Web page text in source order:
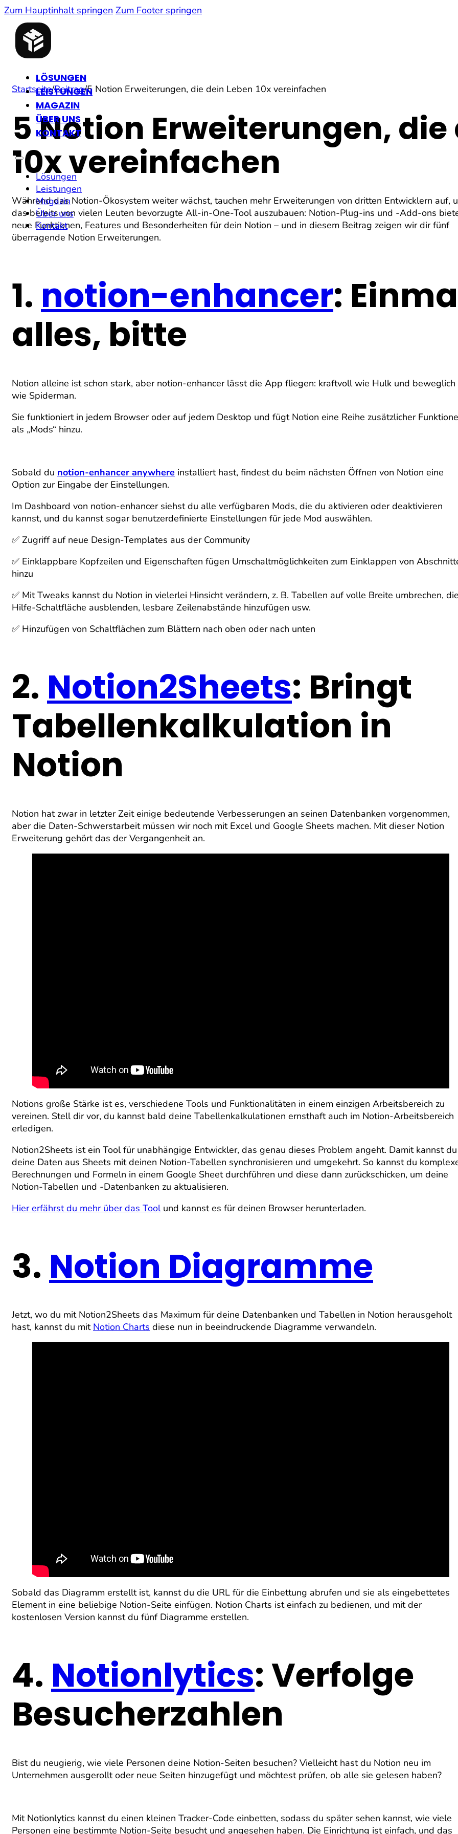
Zum Hauptinhalt springen Zum Footer springen
LÖSUNGEN
LEISTUNGEN
MAGAZIN
ÜBER UNS
KONTAKT
Lösungen
Leistungen
Magazin
Über uns
Kontakt
Startseite/Beitrag/5 Notion Erweiterungen, die dein Leben 10x vereinfachen
5 Notion Erweiterungen, die
10x vereinfachen
Während das Notion-Ökosystem weiter wächst, tauchen mehr Erweiterungen von dritten Entwicklern auf,
das bereits von vielen Leuten bevorzugte All-in-One-Tool auszubauen: Notion-Plug-ins und -Add-ons
neue Funktionen, Features und Besonderheiten für dein Notion – und in diesem Beitrag zeigen wir dir fünf
überragende Notion Erweiterungen.
1. notion-enhancer:
alles, bitte
Notion alleine ist schon stark, aber notion-enhancer lässt die App fliegen: kraftvoll wie Hulk und beweglich
wie Spiderman.
Sie funktioniert in jedem Browser oder auf jedem Desktop und fügt Notion eine Reihe zusätzlicher
als „Mods“ hinzu.
Sobald du notion-enhancer anywhere installiert hast, findest du beim nächsten Öffnen von Notion eine
Option zur Eingabe der Einstellungen.
Im Dashboard von notion-enhancer siehst du alle verfügbaren Mods, die du aktivieren oder deaktivieren
kannst, und du kannst sogar benutzerdefinierte Einstellungen für jede Mod auswählen.
✅ Zugriff auf neue Design-Templates aus der Community
✅ Einklappbare Kopfzeilen und Eigenschaften fügen Umschaltmöglichkeiten zum Einklappen von
hinzu
✅ Mit Tweaks kannst du Notion in vielerlei Hinsicht verändern, z. B. Tabellen auf volle Breite umbrechen,
Hilfe-Schaltfläche ausblenden, lesbare Zeilenabstände hinzufügen usw.
✅ Hinzufügen von Schaltflächen zum Blättern nach oben oder nach unten
2. Notion2Sheets: Bringt
Tabellenkalkulation in
Notion
Notion hat zwar in letzter Zeit einige bedeutende Verbesserungen an seinen Datenbanken vorgenommen,
aber die Daten-Schwerstarbeit müssen wir noch mit Excel und Google Sheets machen. Mit dieser Notion
Erweiterung gehört das der Vergangenheit an.
Notions große Stärke ist es, verschiedene Tools und Funktionalitäten in einem einzigen Arbeitsbereich zu
vereinen. Stell dir vor, du kannst bald deine Tabellenkalkulationen ernsthaft auch im Notion-Arbeitsbereich
erledigen.
Notion2Sheets ist ein Tool für unabhängige Entwickler, das genau dieses Problem angeht. Damit kannst du
deine Daten aus Sheets mit deinen Notion-Tabellen synchronisieren und umgekehrt. So kannst du
Berechnungen und Formeln in einem Google Sheet durchführen und diese dann zurückschicken, um deine
Notion-Tabellen und -Datenbanken zu aktualisieren.
Hier erfährst du mehr über das Toolund kannst es für deinen Browser herunterladen.
3. Notion Diagramme
Jetzt, wo du mit Notion2Sheets das Maximum für deine Datenbanken und Tabellen in Notion herausgeholt
hast, kannst du mit Notion Charts diese nun in beeindruckende Diagramme verwandeln.
Sobald das Diagramm erstellt ist, kannst du die URL für die Einbettung abrufen und sie als eingebettetes
Element in eine beliebige Notion-Seite einfügen. Notion Charts ist einfach zu bedienen, und mit der
kostenlosen Version kannst du fünf Diagramme erstellen.
4. Notionlytics: Verfolge
Besucherzahlen
Bist du neugierig, wie viele Personen deine Notion-Seiten besuchen? Vielleicht hast du Notion neu im
Unternehmen ausgerollt oder neue Seiten hinzugefügt und möchtest prüfen, ob alle sie gelesen haben?
Mit Notionlytics kannst du einen kleinen Tracker-Code einbetten, sodass du später sehen kannst, wie viele
Personen eine bestimmte Notion-Seite besucht und angesehen haben. Die Einrichtung ist einfach, und das